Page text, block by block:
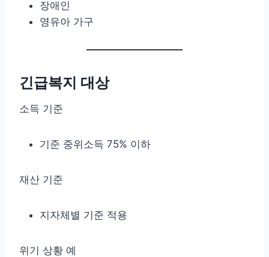
장애인
영유아 가구
긴급복지 대상
소득 기준
기준 중위소득 75% 이하
재산 기준
지자체별 기준 적용
위기 상황 예